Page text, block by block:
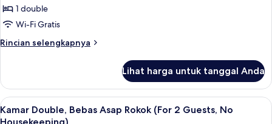
Double
1 double
Wi-Fi Gratis
Rincian selengkapnya
Rincian
Kamar
Double
Lihat harga untuk tanggal Anda
Lihat
semua
Brankas, meja kerja, kedap suara,
5
Kamar Double, Bebas Asap Rokok (For 2 Guests, No